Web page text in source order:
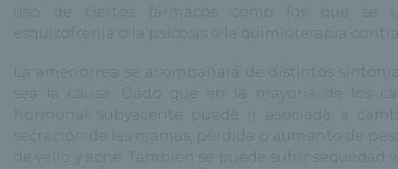
uso de ciertos fármacos como los que se
esquizofrenia o la psicosis o la quimioterapia
La amenorrea se acompañará de distintos
sea la causa. Dado que en la mayoría de los
hormonal subyacente puede ir asociada a
secreción de las mamas, pérdida o aumento de
de vello y acné. También se puede sufrir sequedad